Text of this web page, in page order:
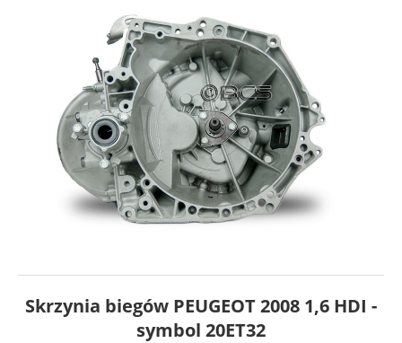
Skrzynia biegów PEUGEOT 2008 1,6 HDI -
symbol 20ET32